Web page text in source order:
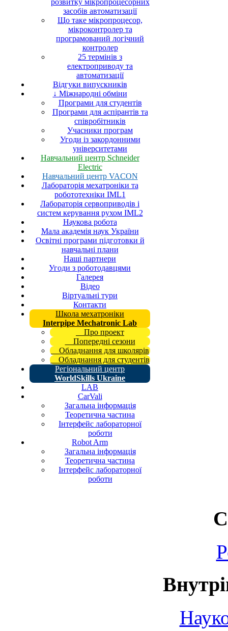
розвитку мікропроцесорних
засобів автоматизації
Що таке мікропроцесор,
мікроконтролер та
програмований логічний
контролер
25 термінів з
електроприводу та
автоматизації
Відгуки випускників
↓ Міжнародні обміни
Програми для студентів
Програми для аспірантів та
співробітників
Учасники програм
Угоди із закордонними
університетами
Навчальний центр Schneider
Electric
Навчальний центр VACON
Лабораторія мехатроніки та
робототехніки IML1
Лабораторія сервоприводів і
систем керування рухом IML2
Наукова робота
Мала академія наук України
Освітні програми підготовки й
навчальні плани
Наші партнери
Угоди з роботодавцями
Галерея
Відео
Віртуальні тури
Контакти
Школа мехатроніки
Interpipe Mechatronic Lab
Про проект
Попередні сезони
Обладнання для школярів
Обладнання для студентів
Регіональний центр
WorldSkills Ukraine
LAB
CarVali
Загальна інформація
Теоретична частина
Інтерфейс лабораторної
роботи
Robot Arm
Загальна інформація
Теоретична частина
Інтерфейс лабораторної
роботи